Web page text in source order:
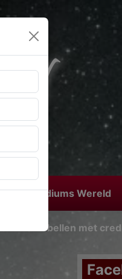
bij Mediums Wereld
Je kunt nu bellen met